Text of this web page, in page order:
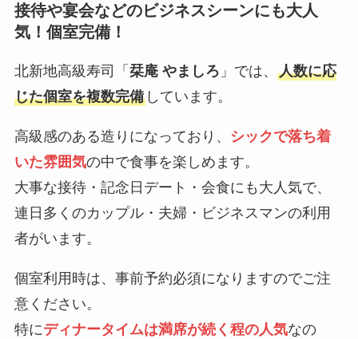
接待や宴会などのビジネスシーンにも大人
気！個室完備！
北新地高級寿司「 栞庵 やましろ 」では、 人数に応
じた個室を複数完備しています。
高級感のある造りになっており、
シックで落ち着
いた雰囲気の中で食事を楽しめます。
大事な接待・記念日デート・会食にも大人気で、
連日多くのカップル・夫婦・ビジネスマンの利用
者がいます。
個室利用時は、事前予約必須になりますのでご注
意ください。
特にディナータイムは満席が続く程の人気なの